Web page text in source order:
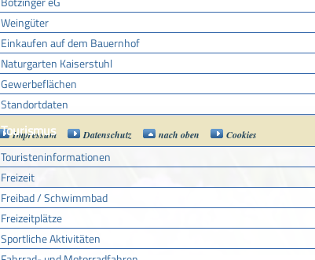
Weingüter
Einkaufen auf dem Bauernhof
Naturgarten Kaiserstuhl
Gewerbeflächen
Standortdaten
Tourismus
Touristeninformationen
Freizeit
Freibad / Schwimmbad
Freizeitplätze
Sportliche Aktivitäten
Impressum Datenschutz nach oben Cookies